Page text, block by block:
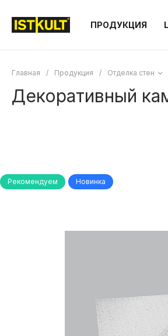
ПРОДУКЦИЯ
Главная / Продукция / Отделка стен
Декоративный
Рекомендуем Новинка